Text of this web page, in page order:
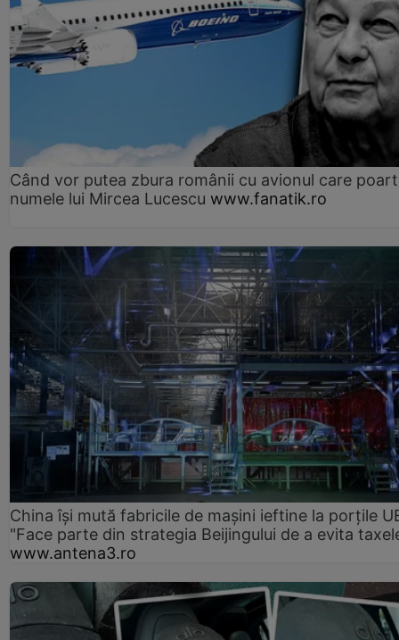
Când vor putea zbura românii cu avionul care
numele lui Mircea Lucescu www.fanatik.ro
China își mută fabricile de mașini ieftine la porțile
"Face parte din strategia Beijingului de a evita
www.antena3.ro